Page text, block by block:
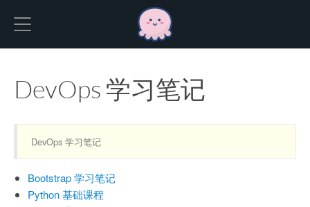
DevOps 学习笔记
DevOps 学习笔记
Bootstrap 学习笔记
Python 基础课程